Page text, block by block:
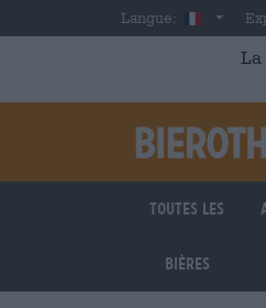
Skip to main contentLangue: French
La
Toutes les
bières